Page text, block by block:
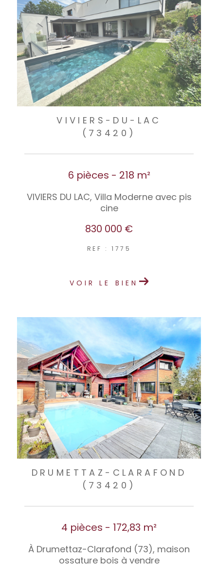
VIVIERS-DU-LAC
(73420)
6 pièces - 218 m²
VIVIERS DU LAC, Villa Moderne avec pis
cine
830 000 €
REF : 1775
VOIR LE BIEN
DRUMETTAZ-CLARAFOND
(73420)
4 pièces - 172,83 m²
À Drumettaz-Clarafond (73), maison
ossature bois à vendre